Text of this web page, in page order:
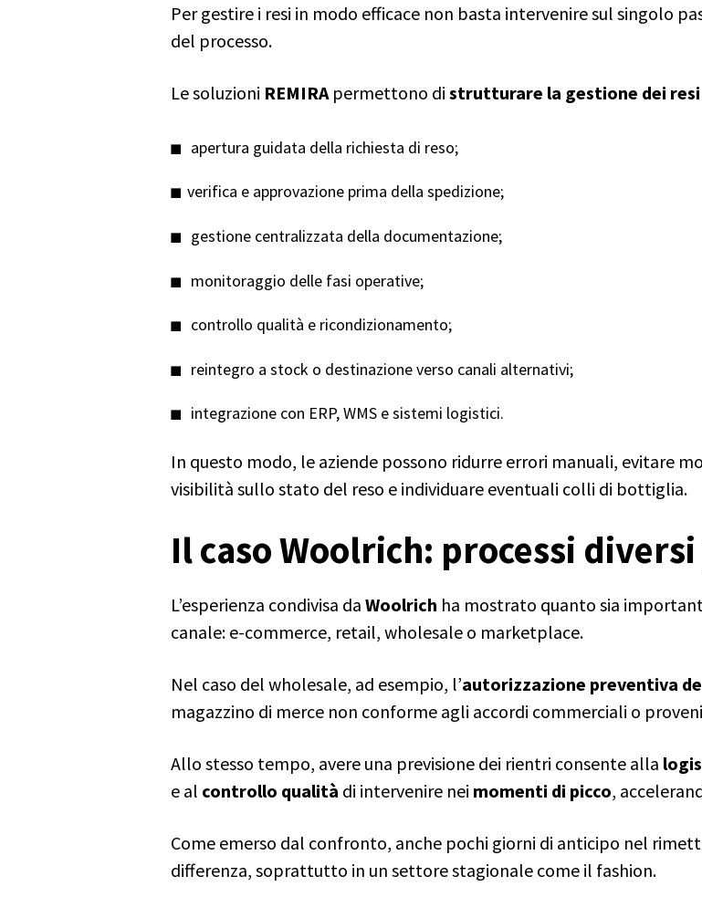
Per gestire i resi in modo efficace non basta intervenire sul singolo
del processo.
Le soluzioni REMIRA permettono di strutturare la gestione dei resi
apertura guidata della richiesta di reso;
verifica e approvazione prima della spedizione;
gestione centralizzata della documentazione;
monitoraggio delle fasi operative;
controllo qualità e ricondizionamento;
reintegro a stock o destinazione verso canali alternativi;
integrazione con ERP, WMS e sistemi logistici.
In questo modo, le aziende possono ridurre errori manuali, evitare
visibilità sullo stato del reso e individuare eventuali colli di bottiglia.
Il caso Woolrich: processi
L’esperienza condivisa da Woolrich ha mostrato quanto sia
canale: e-commerce, retail, wholesale o marketplace.
Nel caso del wholesale, ad esempio, l’autorizzazione preventiva
magazzino di merce non conforme agli accordi commerciali o
Allo stesso tempo, avere una previsione dei rientri consente alla
e al controllo qualità di intervenire nei momenti di picco,
Come emerso dal confronto, anche pochi giorni di anticipo nel
differenza, soprattutto in un settore stagionale come il fashion.